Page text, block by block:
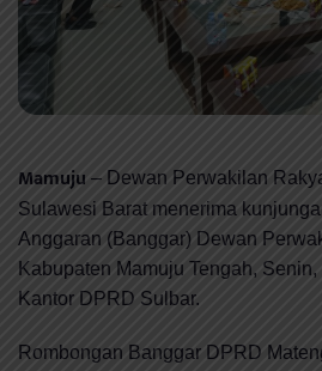
Mamuju – Dewan Perwakilan
Sulawesi Barat menerima
Anggaran (Banggar) Dewan
Kabupaten Mamuju Tengah,
Kantor DPRD Sulbar.
Rombongan Banggar DPRD